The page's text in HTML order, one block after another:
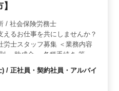
仕事です。 ＜働きやす
います。給与は年収350万
支給されます。社会保険完
す。また、経験が豊富な方
れ、ワークライフバラン
労務士または特定社会保
社労士事務所での経験が6ヶ
社労士事務所 / 社会保険労務士
えるお仕事を共にしませんか？
労士スタッフ募集 ＜業務内容
・助成金 ・各種手続き 等 ＜
た環境でのお仕事可能です 皆
ちしております
/ 正社員・契約社員・アルバイ